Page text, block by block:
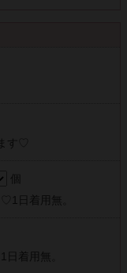
す♡
個
日着用無。
着用無。